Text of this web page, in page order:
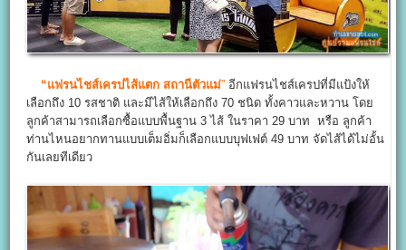
“แฟรนไชส์เครปไส้แตก สถานีตัวแม่” อีกแฟรนไชส์เครปที่มีแป้งให้
เลือกถึง 10 รสชาติ และมีไส้ให้เลือกถึง 70 ชนิด ทั้งคาวและหวาน โดย
ลูกค้าสามารถเลือกซื้อแบบพื้นฐาน 3 ไส้ ในราคา 29 บาท หรือ ลูกค้า
ท่านไหนอยากทานแบบเต็มอิ่มก็เลือกแบบบุฟเฟต์ 49 บาท จัดไส้ได้ไม่อั้น
กันเลยทีเดียว